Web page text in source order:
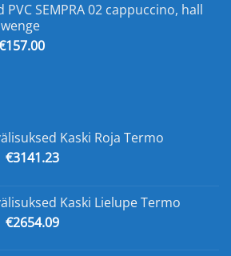
€149.00.
PVC SEMPRA 02 cappuccino, hall
157.00Praegune
Kaski Roja Termo
Algne
€5168.33.
€3141.23Praegune
€3141.23.
Kaski Lielupe Termo
Algne
€2654.09Praegune